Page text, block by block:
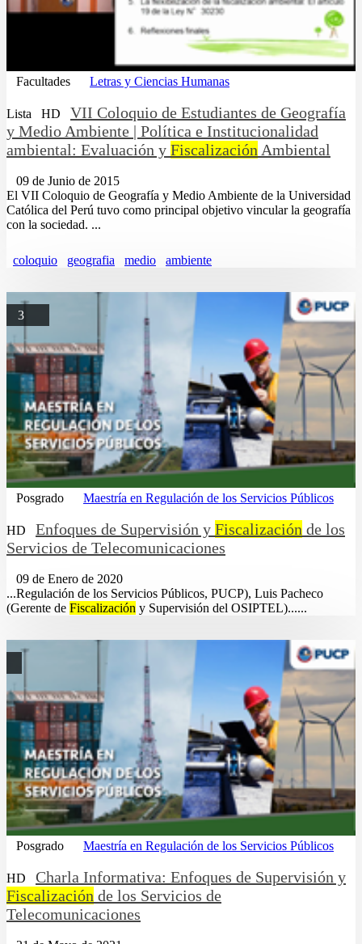
Facultades Letras y Ciencias Humanas
Lista HD
VII Coloquio de Estudiantes de Geografía
y Medio Ambiente | Política e Institucionalidad
ambiental: Evaluación y Fiscalización Ambiental
09 de Junio de 2015
El VII Coloquio de Geografía y Medio Ambiente de la Universidad
Católica del Perú tuvo como principal objetivo vincular la geografía
con la sociedad. ...
coloquio geografia medio ambiente
3
Posgrado Maestría en Regulación de los Servicios Públicos
HD Enfoques de Supervisión y Fiscalización de los
Servicios de Telecomunicaciones
09 de Enero de 2020
...Regulación de los Servicios Públicos, PUCP), Luis Pacheco
(Gerente de Fiscalización y Supervisión del OSIPTEL)......
Posgrado Maestría en Regulación de los Servicios Públicos
HD
Charla Informativa: Enfoques de Supervisión y
Fiscalización de los Servicios de
Telecomunicaciones